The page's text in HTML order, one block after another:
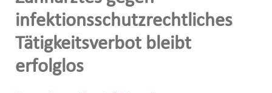
infektionsschutzrechtliches
Tätigkeitsverbot bleibt
erfolglos